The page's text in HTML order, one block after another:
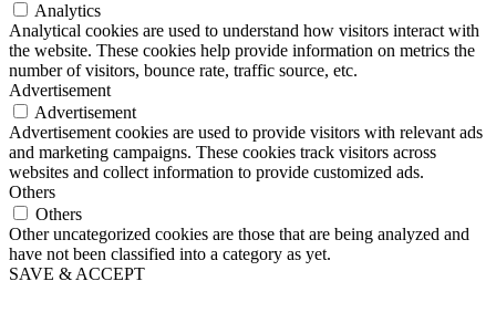
Analytics
Analytical cookies are used to understand how visitors interact with
the website. These cookies help provide information on metrics the
number of visitors, bounce rate, traffic source, etc.
Advertisement
Advertisement
Advertisement cookies are used to provide visitors with relevant ads
and marketing campaigns. These cookies track visitors across
websites and collect information to provide customized ads.
Others
Others
Other uncategorized cookies are those that are being analyzed and
have not been classified into a category as yet.
SAVE & ACCEPT